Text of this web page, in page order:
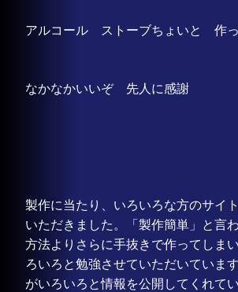
アルコール ストーブちょいと 作
なかなかいいぞ 先人に感謝
製作に当たり、いろいろな方のサイ
いただきました。「製作簡単」と言
方法よりさらに手抜きで作ってしま
ろいろと勉強させていただいていま
がいろいろと情報を公開してくれて